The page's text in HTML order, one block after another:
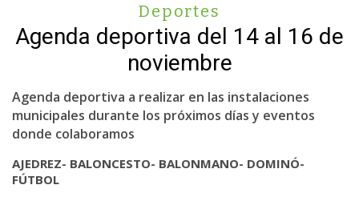
Deportes
Agenda deportiva del 14 al 16 de
noviembre
Agenda deportiva a realizar en las instalaciones
municipales durante los próximos días y eventos
donde colaboramos
AJEDREZ- BALONCESTO- BALONMANO- DOMINÓ-
FÚTBOL